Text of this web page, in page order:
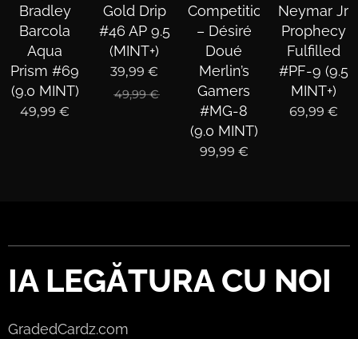
Bradley
Barcola
Aqua
Prism #69
(9.0 MINT)
49,99 €
Gold Drip
#46 AP 9.5
(MINT+)
39,99 €
49,99€
Competitions
– Désiré
Doué
Merlin’s
Gamers
#MG-8
(9.0 MINT)
99,99 €
Neymar Jr
Prophecy
Fulfilled
#PF-9 (9.5
MINT+)
69,99 €
IA LEGĂTURA CU NOI
GradedCardz.com